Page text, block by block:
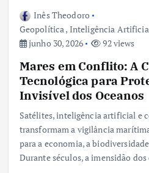
Inês Theodoro
Geopolítica , Inteligência
junho 30, 2026
92 views
Mares em Conflito: A
Tecnológica para
Invisível dos Oceanos
Satélites, inteligência artificial e
transformam a vigilância
para a economia, a
Durante séculos, a imensidão